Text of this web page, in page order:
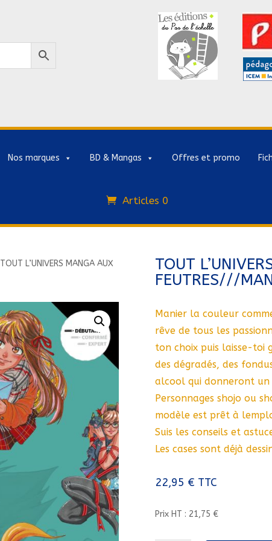
Nos marques BD & Mangas Offres et promo
Articles 0
TOUT L’UNIVERS MANGA AUX
TOUT
FEUTRES///
Manier la couleur
rêve de tous les
ton choix puis laisse-toi
des dégradés, des
alcool qui donneront un
Personnages shojo ou
modèle est prêt à
Suis les conseils et
Les cases sont déjà
22,95 € TTC
Prix HT : 21,75 €